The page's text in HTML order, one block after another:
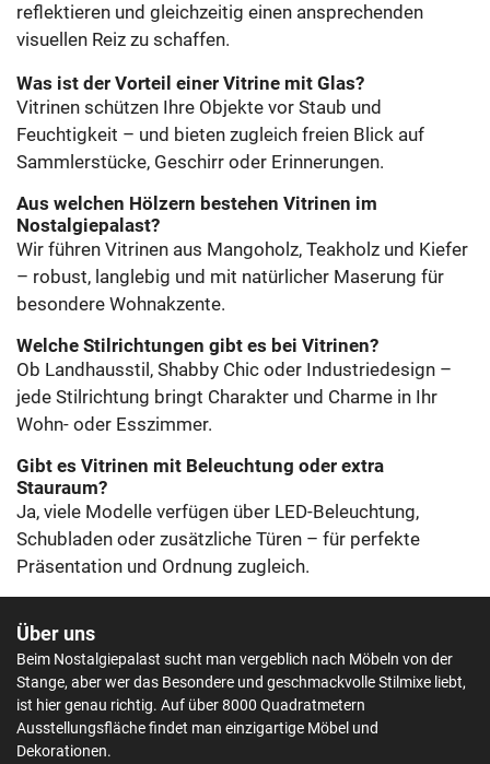
reflektieren und gleichzeitig einen ansprechenden
visuellen Reiz zu schaffen.
Was ist der Vorteil einer Vitrine mit Glas?
Vitrinen schützen Ihre Objekte vor Staub und
Feuchtigkeit – und bieten zugleich freien Blick auf
Sammlerstücke, Geschirr oder Erinnerungen.
Aus welchen Hölzern bestehen Vitrinen im
Nostalgiepalast?
Wir führen Vitrinen aus Mangoholz, Teakholz und Kiefer
– robust, langlebig und mit natürlicher Maserung für
besondere Wohnakzente.
Welche Stilrichtungen gibt es bei Vitrinen?
Ob Landhausstil, Shabby Chic oder Industriedesign –
jede Stilrichtung bringt Charakter und Charme in Ihr
Wohn- oder Esszimmer.
Gibt es Vitrinen mit Beleuchtung oder extra
Stauraum?
Ja, viele Modelle verfügen über LED-Beleuchtung,
Schubladen oder zusätzliche Türen – für perfekte
Präsentation und Ordnung zugleich.
Über uns
Beim Nostalgiepalast sucht man vergeblich nach Möbeln von der
Stange, aber wer das Besondere und geschmackvolle Stilmixe liebt,
ist hier genau richtig. Auf über 8000 Quadratmetern
Ausstellungsfläche findet man einzigartige Möbel und
Dekorationen.